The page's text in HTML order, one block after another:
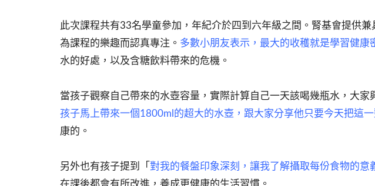
此次課程共有33名學童參加，年紀介於四到六年級之間。腎基會提供
為課程的樂趣而認真專注。 多數小朋友表示，最大的收穫就是學習健
水的好處，以及含糖飲料帶來的危機。
當孩子觀察自己帶來的水壺容量，實際計算自己一天該喝幾瓶水，大
孩子馬上帶來一個1800ml的超大的水壺，跟大家分享他只要今天把這
康的。
另外也有孩子提到「 對我的餐盤印象深刻，讓我了解攝取每份食物的意
在課後都會有所改進，養成更健康的生活習慣。